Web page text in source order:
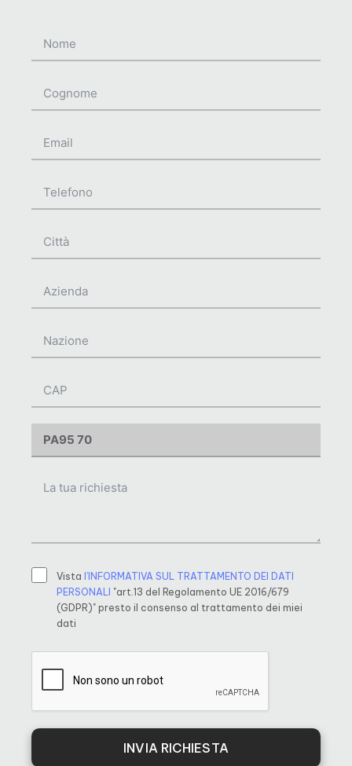
Vista l’INFORMATIVA SUL TRATTAMENTO DEI DATI
PERSONALI
"art.13 del Regolamento UE 2016/679
(GDPR)" presto il consenso al trattamento dei miei
dati
INVIA RICHIESTA